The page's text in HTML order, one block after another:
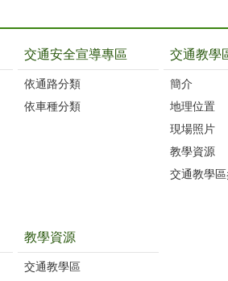
交通安全宣導專區
依通路分類
依車種分類
交通教學
簡介
地理位置
現場照片
教學資源
交通教學
教學資源
交通教學區